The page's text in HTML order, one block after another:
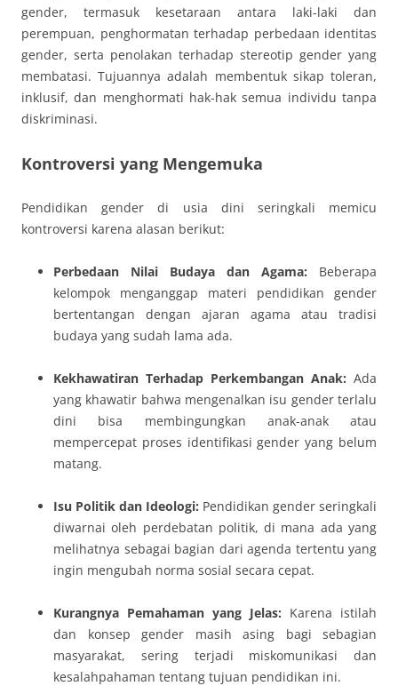
gender, termasuk kesetaraan antara laki-laki dan
perempuan, penghormatan terhadap perbedaan identitas
gender, serta penolakan terhadap stereotip gender yang
membatasi. Tujuannya adalah membentuk sikap toleran,
inklusif, dan menghormati hak-hak semua individu tanpa
diskriminasi.
Kontroversi yang Mengemuka
Pendidikan gender di usia dini seringkali memicu
kontroversi karena alasan berikut:
Perbedaan Nilai Budaya dan Agama: Beberapa
kelompok menganggap materi pendidikan gender
bertentangan dengan ajaran agama atau tradisi
budaya yang sudah lama ada.
Kekhawatiran Terhadap Perkembangan Anak: Ada
yang khawatir bahwa mengenalkan isu gender terlalu
dini bisa membingungkan anak-anak atau
mempercepat proses identifikasi gender yang belum
matang.
Isu Politik dan Ideologi: Pendidikan gender seringkali
diwarnai oleh perdebatan politik, di mana ada yang
melihatnya sebagai bagian dari agenda tertentu yang
ingin mengubah norma sosial secara cepat.
Kurangnya Pemahaman yang Jelas: Karena istilah
dan konsep gender masih asing bagi sebagian
masyarakat, sering terjadi miskomunikasi dan
kesalahpahaman tentang tujuan pendidikan ini.